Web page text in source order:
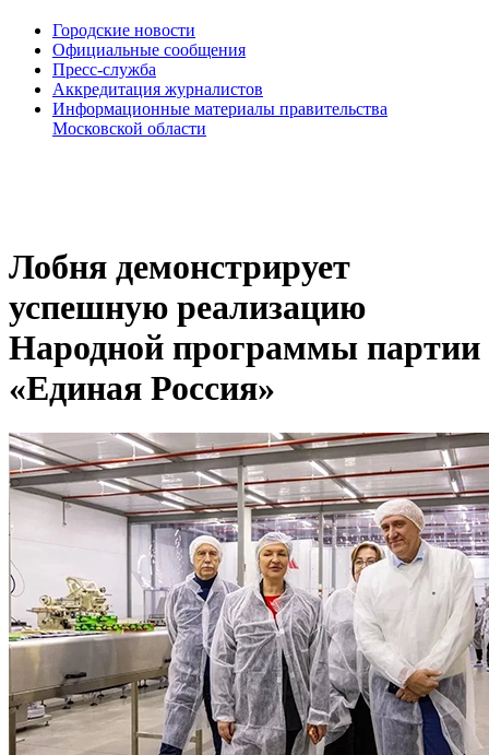
Городские новости
Официальные сообщения
Пресс-служба
Аккредитация журналистов
Информационные материалы правительства
Московской области
Лобня демонстрирует
успешную реализацию
Народной программы партии
«Единая Россия»